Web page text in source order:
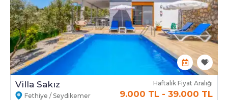
Villa Sakız
Fethiye / Seydikemer
Haftalık Fiyat Aralığı
9.000 TL - 39.000 TL